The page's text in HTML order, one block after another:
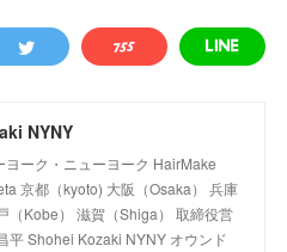
NYNY
ヨーク・ニューヨーク HairMake
京都（kyoto) 大阪（Osaka） 兵庫
（Kobe） 滋賀（Shiga） 取締役営
平 Shohei Kozaki NYNY オウンド